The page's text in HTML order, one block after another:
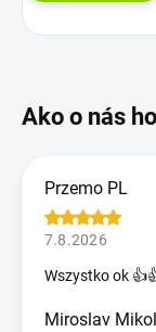
Przemo PL
7.8.2026
Wszystko ok
Miroslav